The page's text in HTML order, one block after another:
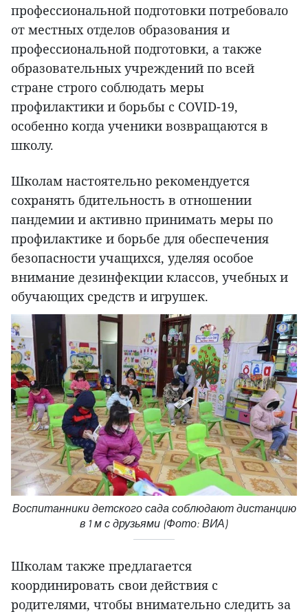
профессиональной подготовки потребовало
от местных отделов образования и
профессиональной подготовки, а также
образовательных учреждений по всей
стране строго соблюдать меры
профилактики и борьбы с COVID-19,
особенно когда ученики возвращаются в
школу.
Школам настоятельно рекомендуется
сохранять бдительность в отношении
пандемии и активно принимать меры по
профилактике и борьбе для обеспечения
безопасности учащихся, уделяя особое
внимание дезинфекции классов, учебных и
обучающих средств и игрушек.
Воспитанники детского сада соблюдают дистанцию
в 1 м с друзьями (Фото: ВИА)
Школам также предлагается
координировать свои действия с
родителями, чтобы внимательно следить за